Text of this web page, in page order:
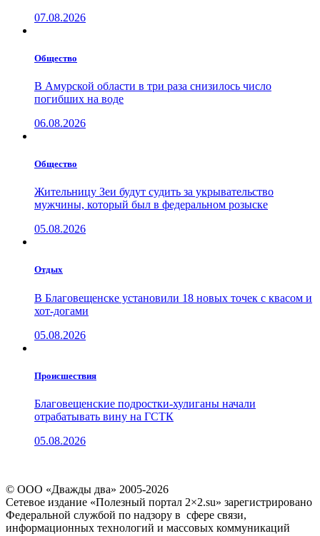
07.08.2026
Общество
В Амурской области в три раза снизилось число
погибших на воде
06.08.2026
Общество
Жительницу Зеи будут судить за укрывательство
мужчины, который был в федеральном розыске
05.08.2026
Отдых
В Благовещенске установили 18 новых точек с квасом и
хот-догами
05.08.2026
Проиcшествия
Благовещенские подростки-хулиганы начали
отрабатывать вину на ГСТК
05.08.2026
© ООО «Дважды два» 2005-2026
Сетевое издание «Полезный портал 2×2.su» зарегистрировано
Федеральной службой по надзору в сфере связи,
информационных технологий и массовых коммуникаций